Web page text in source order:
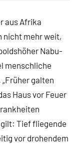
aus Afrika
nicht mehr weit,
Nabu-
menschliche
galten
Haus vor Feuer
Tief fliegende
vor drohendem